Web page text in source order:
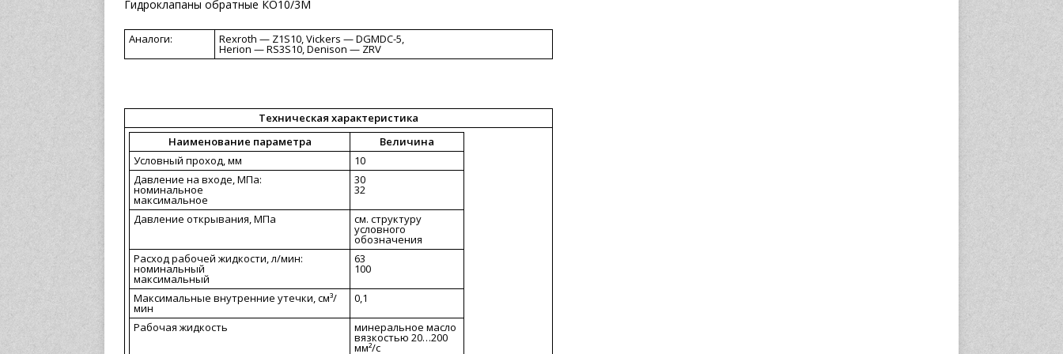
Гидроклапаны обратные КО10/3М
Аналоги: Rexroth — Z1S10, Vickers — DGMDC-5,
Herion — RS3S10, Denison — ZRV
Техническая характеристика
Наименование параметра
Величина
Условный проход, мм
10
Давление на входе, МПа:
номинальное
максимальное
30
32
Давление открывания, МПа см. структуру
условного
обозначения
Расход рабочей жидкости, л/мин:
номинальный
максимальный
63
100
Максимальные внутренние утечки, см³/
мин
0,1
Рабочая жидкость минеральное масло
вязкостью 20…200
мм²/c